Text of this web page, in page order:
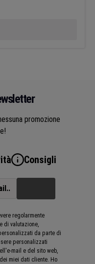
promozione
Consigli
regolarmente
di valutazione,
da parte di
personalizzati
mail e del sito web,
miei dati cliente. Ho